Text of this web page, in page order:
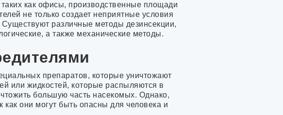
Удэ
Тагил
как офисы, производственные площади
не только создает неприятные условия
различные методы дезинсекции,
а также механические методы.
препаратов, которые уничтожают
или жидкостей, которые распыляются в
большую часть насекомых. Однако,
они могут быть опасны для человека и